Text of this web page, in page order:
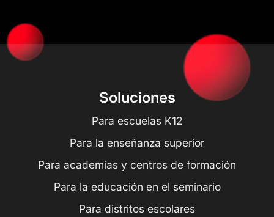
Soluciones
Para escuelas K12
Para la enseñanza superior
Para academias y centros de formación
Para la educación en el seminario
Para distritos escolares